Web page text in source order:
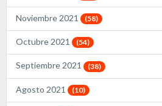
Noviembre 2021 (58)
Octubre 2021 (54)
Septiembre 2021 (38)
Agosto 2021 (10)